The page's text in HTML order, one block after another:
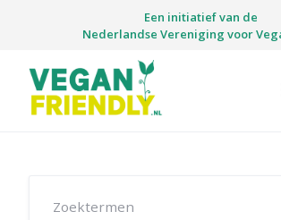
Een initiatief van de
Nederlandse Vereniging voor